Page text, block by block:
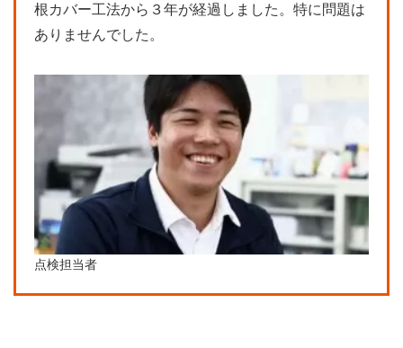
根カバー工法から３年が経過しました。特に問題は
ありませんでした。
点検担当者